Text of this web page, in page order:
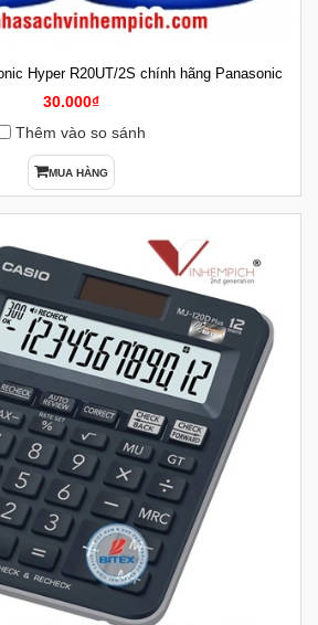
Hyper R20UT/2S chính hãng Panasonic
30.000₫
Thêm vào so sánh
MUA HÀNG